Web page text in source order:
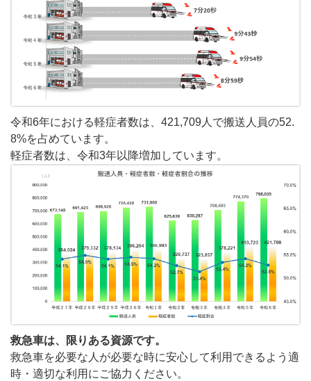
令和6年における軽症者数は、 421,709人で搬送人員の52.
8%を占めています。
軽症者数は、令和3年以降増加 しています。
救急車は、限りある資源です。
救急車を必要な人が必要な時に安心して利用できるよう適
時・適切な利用にご協力ください。